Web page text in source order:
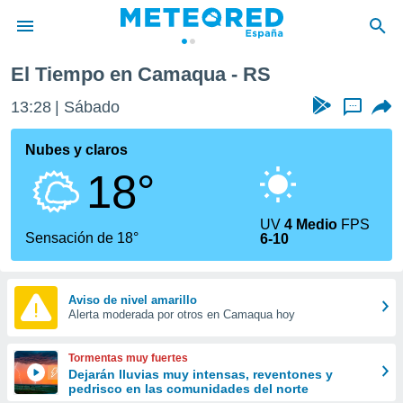
de
por
que se
calidad.
a este
las
y
forma
digital
basada
El Tiempo en Camaqua - RS
13:28 Sábado ...
Nubes y claros
18°
Sensación de 18°
UV4 Medio FPS
6-10
Aviso de nivel amarillo
Alerta moderada por otros en Camaqua hoy
Tormentas muy fuertes
Dejarán lluvias muy intensas, reventones y
pedrisco en las comunidades del norte